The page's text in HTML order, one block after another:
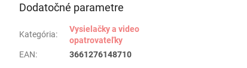
Dodatočné parametre
Kategória:
Vysielačky a video
opatrovateľky
EAN: 3661276148710